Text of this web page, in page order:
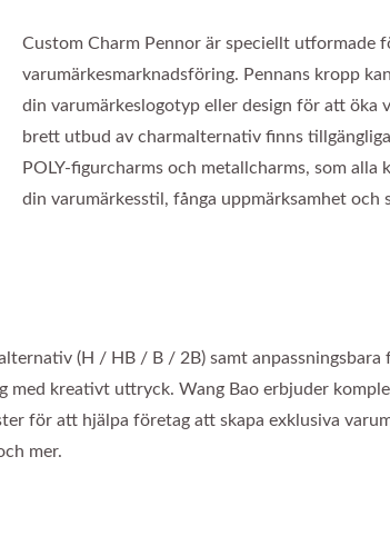
Custom Charm Pennor är speciellt utformade
varumärkesmarknadsföring. Pennans kropp
din varumärkeslogotyp eller design för att öka
brett utbud av charmalternativ finns
POLY-figurcharms och metallcharms, som alla
din varumärkesstil, fånga uppmärksamhet och
(H / HB / B / 2B) samt anpassningsbara
med kreativt uttryck. Wang Bao erbjuder
för att hjälpa företag att skapa exklusiva
mer.